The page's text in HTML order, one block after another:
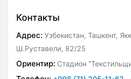
Контакты
Адрес: Узбекистан, Ташкент,
Ш.Руставели, 82/25
Ориентир: Стадион